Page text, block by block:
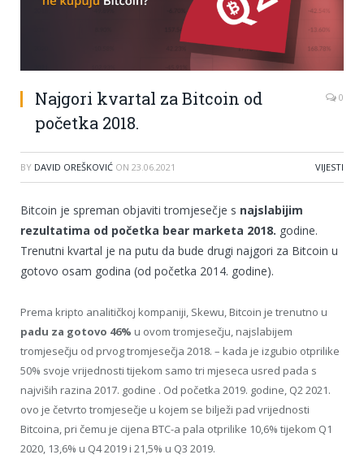
Najgori kvartal za Bitcoin od
početka 2018.
0
BY DAVID OREŠKOVIĆ ON 23.06.2021 VIJESTI
Bitcoin je spreman objaviti tromjesečje s najslabijim
rezultatima od početka bear marketa 2018. godine.
Trenutni kvartal je na putu da bude drugi najgori za Bitcoin u
gotovo osam godina (od početka 2014. godine).
Prema kripto analitičkoj kompaniji, Skewu, Bitcoin je trenutno u
padu za gotovo 46% u ovom tromjesečju, najslabijem
tromjesečju od prvog tromjesečja 2018. – kada je izgubio otprilike
50% svoje vrijednosti tijekom samo tri mjeseca usred pada s
najviših razina 2017. godine . Od početka 2019. godine, Q2 2021.
ovo je četvrto tromjesečje u kojem se bilježi pad vrijednosti
Bitcoina, pri čemu je cijena BTC-a pala otprilike 10,6% tijekom Q1
2020, 13,6% u Q4 2019 i 21,5% u Q3 2019.